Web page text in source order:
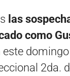
las
como
2da.